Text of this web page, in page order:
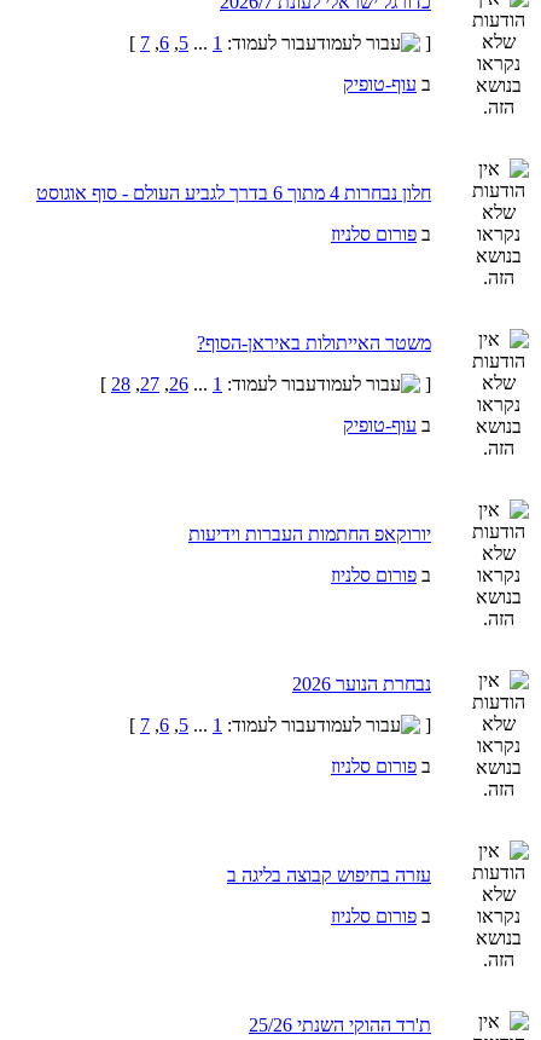
[
עבור לעמוד: 1
...
5
,
6
,
7
]
ב עוף-טופיק
חלון נבחרות 4 מתוך 6 בדרך לגביע העולם - סוף אוגוסט
ב פורום סלניוז
משטר האייתולות באיראן-הסוף?
[
עבור לעמוד: 1
...
26
,
27
,
28
]
ב עוף-טופיק
יורוקאפ החתמות העברות וידיעות
ב פורום סלניוז
נבחרת הנוער 2026
[
עבור לעמוד: 1
...
5
,
6
,
7
]
ב פורום סלניוז
עזרה בחיפוש קבוצה בליגה ב
ב פורום סלניוז
ת'רד ההוקי השנתי 25/26